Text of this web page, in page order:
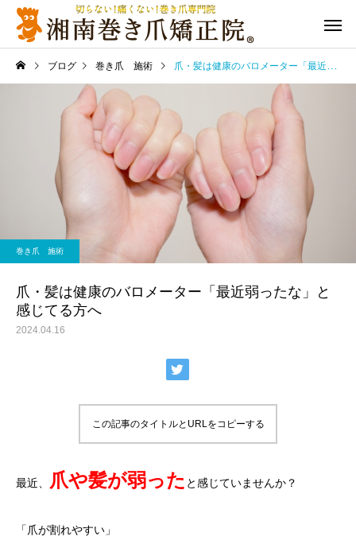
ブログ 巻き爪 施術 爪・髪は健康のバロメーター「最近弱ったな」と感じてる方へ
巻き爪 施術
爪・髪は健康のバロメーター「最近弱ったな」と
感じてる方へ
2024.04.16
この記事のタイトルとURLをコピーする
最近、 爪や髪が弱った と感じていませんか？
「爪が割れやすい」